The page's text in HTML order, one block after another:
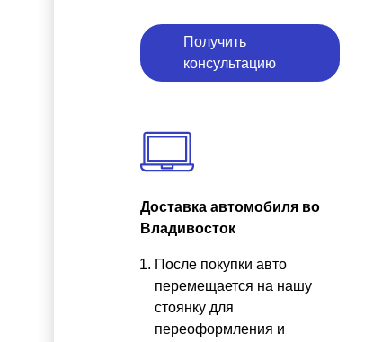
Получить
консультацию
Доставка автомобиля во
Владивосток
После покупки авто
перемещается на нашу
стоянку для
переоформления и